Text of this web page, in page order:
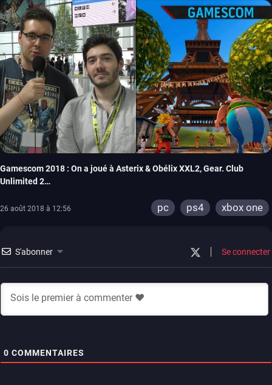
Gamescom 2018 : On a joué à Asterix & Obélix XXL2, Gear. Club
Unlimited 2…
26 août 2018 à 12:56 pc ps4 xbox one
S'abonner Se connecter
0 COMMENTAIRES